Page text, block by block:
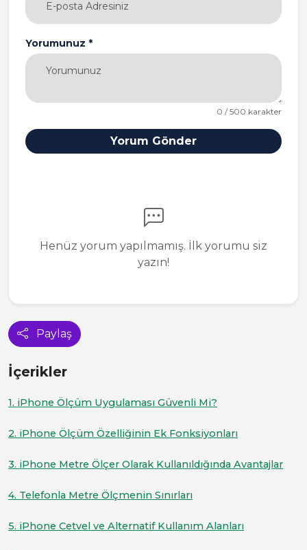
Paylaş
Yorumunuz *
0 / 500 karakter
Yorum Gönder
Henüz yorum yapılmamış. İlk yorumu siz
yazın!
İçerikler
1. iPhone Ölçüm Uygulaması Güvenli Mi?
2. iPhone Ölçüm Özelliğinin Ek Fonksiyonları
3. iPhone Metre Ölçer Olarak Kullanıldığında Avantajlar
4. Telefonla Metre Ölçmenin Sınırları
5. iPhone Cetvel ve Alternatif Kullanım Alanları